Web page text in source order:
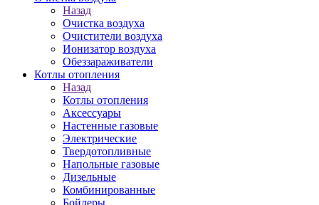
Назад
Очистка воздуха
Очистители воздуха
Ионизатор воздуха
Обеззараживатели
Котлы отопления
Назад
Котлы отопления
Аксессуары
Настенные газовые
Электрические
Твердотопливные
Напольные газовые
Дизельные
Комбинированные
Бойлеры